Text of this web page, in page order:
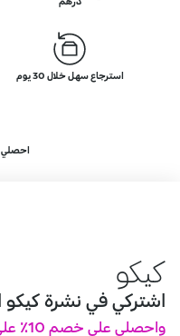
استرجاع سهل خلال 30 يوم
احصلي
كيكو
اشتركي في نشرة كيكو
واحصلي على خصم 10٪ على عملية الشراء التالية